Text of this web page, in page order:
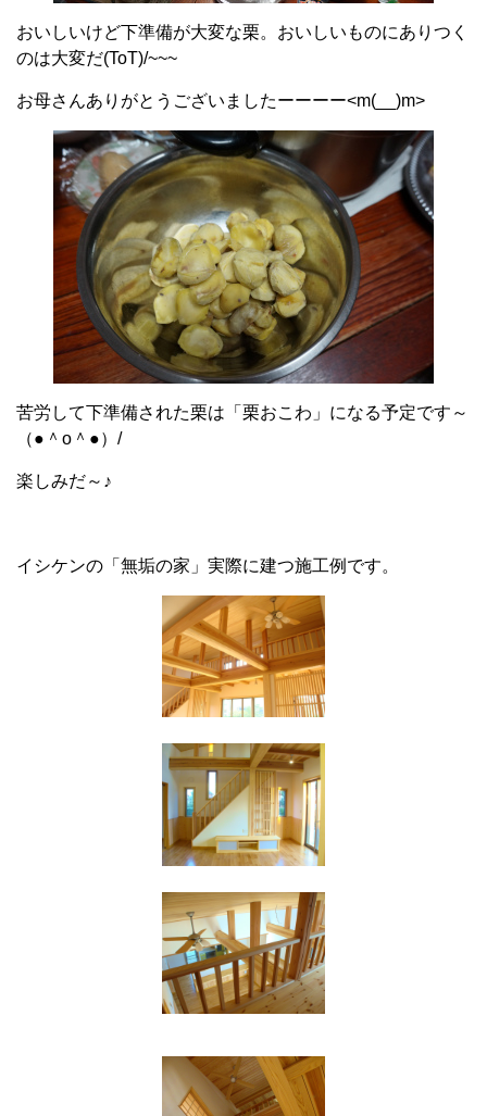
おいしいけど下準備が大変な栗。おいしいものにありつく
のは大変だ(ToT)/~~~
お母さんありがとうございましたーーーー<m(__)m>
苦労して下準備された栗は「栗おこわ」になる予定です～
（●＾o＾●）/
楽しみだ～♪
イシケンの「無垢の家」実際に建つ施工例です。